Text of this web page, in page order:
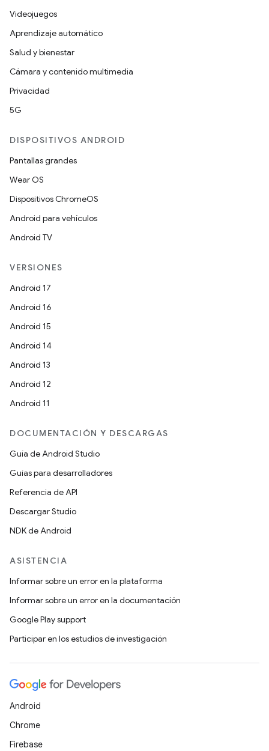
Videojuegos
Aprendizaje automático
Salud y bienestar
Cámara y contenido multimedia
Privacidad
5G
DISPOSITIVOS ANDROID
Pantallas grandes
Wear OS
Dispositivos ChromeOS
Android para vehículos
Android TV
VERSIONES
Android 17
Android 16
Android 15
Android 14
Android 13
Android 12
Android 11
DOCUMENTACIÓN Y DESCARGAS
Guía de Android Studio
Guías para desarrolladores
Referencia de API
Descargar Studio
NDK de Android
ASISTENCIA
Informar sobre un error en la plataforma
Informar sobre un error en la documentación
Google Play support
Participar en los estudios de investigación
Android
Chrome
Firebase